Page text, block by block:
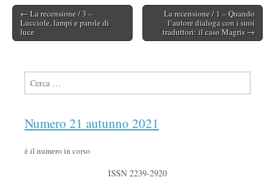
Post navigation
← La recensione / 3 –
Lucciole, lampi e parole di
luce
La recensione / 1 – Quando
l’autore dialoga con i suoi
traduttori: il caso Magris →
Ricerca per:
Numero 21 autunno 2021
è il numero in corso
ISSN 2239-2920